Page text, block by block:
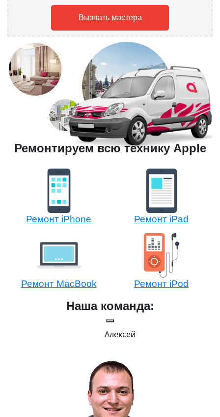
Вызвать мастера
Ремонтируем всю технику Apple
Ремонт iPhone Ремонт iPad
Ремонт MacBook Ремонт iPod
Наша команда:
Алексей